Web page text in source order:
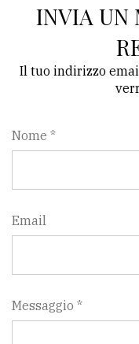
Privacy
Cookie
policy
INVIA UN
Il tuo indirizzo
Nome *
Email
Messaggio *